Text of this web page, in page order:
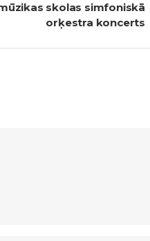
skolas simfoniskā
orķestra koncerts